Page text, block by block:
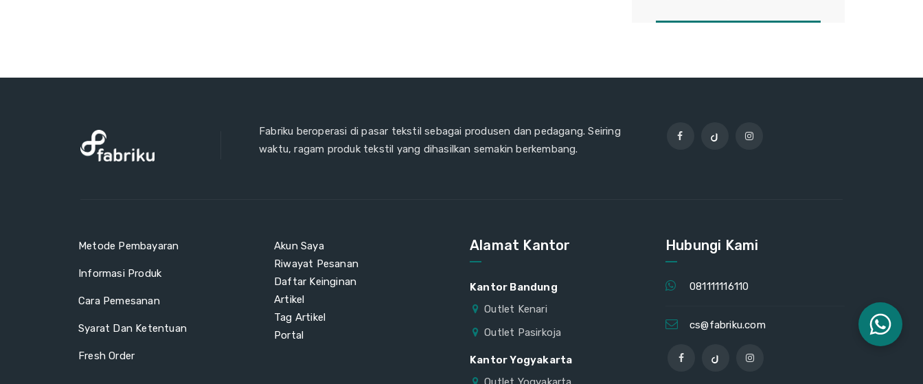
Fabriku beroperasi di pasar tekstil sebagai produsen dan pedagang. Seiring
waktu, ragam produk tekstil yang dihasilkan semakin berkembang.
Metode Pembayaran
Informasi Produk
Cara Pemesanan
Syarat Dan Ketentuan
Fresh Order
Akun Saya
Riwayat Pesanan
Daftar Keinginan
Artikel
Tag Artikel
Portal
Alamat Kantor
Kantor Bandung
Outlet Kenari
Outlet Pasirkoja
Kantor Yogyakarta
Hubungi Kami
081111116110
cs@fabriku.com